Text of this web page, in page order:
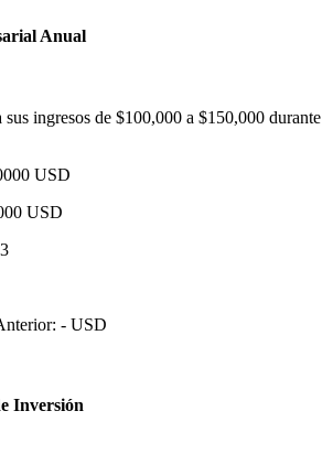
Anual
sus ingresos de $100,000 a $150,000 durante
USD
USD
3
: - USD
Inversión